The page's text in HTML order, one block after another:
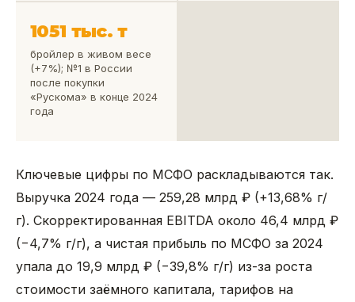
1051 тыс. т
бройлер в живом весе
(+7%); №1 в России
после покупки
«Рускома» в конце 2024
года
Ключевые цифры по МСФО раскладываются так.
Выручка 2024 года — 259,28 млрд ₽ (+13,68% г/
г). Скорректированная EBITDA около 46,4 млрд ₽
(−4,7% г/г), а чистая прибыль по МСФО за 2024
упала до 19,9 млрд ₽ (−39,8% г/г) из-за роста
стоимости заёмного капитала, тарифов на